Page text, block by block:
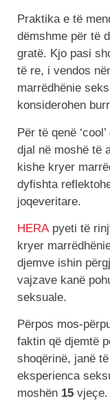
Praktika e të
dëmshme për të
gratë. Kjo pasi
të re, i vendos
marrëdhënie
konsiderohen
Për të qenë
djal në moshë të
kishe kryer
dyfishta
joqeveritare.
HERApyeti të
kryer
djemve ishin
vajzave kanë
seksuale.
Përpos mos-
faktin që djemtë
shoqërinë, janë
eksperienca
moshën 15 vjeçe.